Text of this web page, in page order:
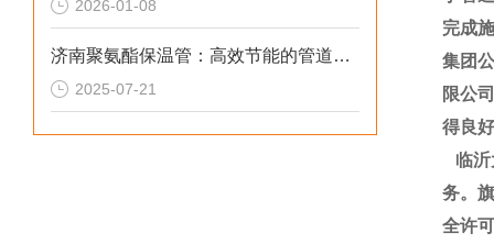
2026-01-08
济南聚氨酯保温管：高效节能的管道保温材料
2025-07-21
完成
集团
限公
得良
临沂
务。
全许